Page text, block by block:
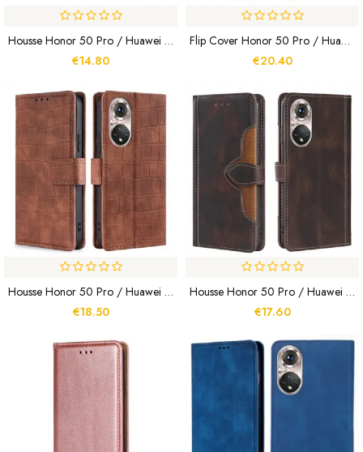
Housse Honor 50 Pro / Huawei Nova 9 Pro Simili Cuir Flashy
€14.80
Flip Cover Honor 50 Pro / Huawei Nova 9 Pro Cuir Litchi Fendu Coutures
€20.40
Housse Honor 50 Pro / Huawei Nova 9 Pro Skin-Touch Crocodile
€18.50
Housse Honor 50 Pro / Huawei Nova 9 Pro Simili Cuir Bicolore Stylish
€17.60